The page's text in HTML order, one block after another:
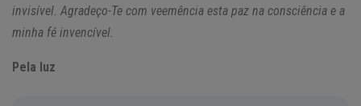
invisível. Agradeço-Te com veemência esta paz na consciência e a
minha fé invencível.
Pela luz